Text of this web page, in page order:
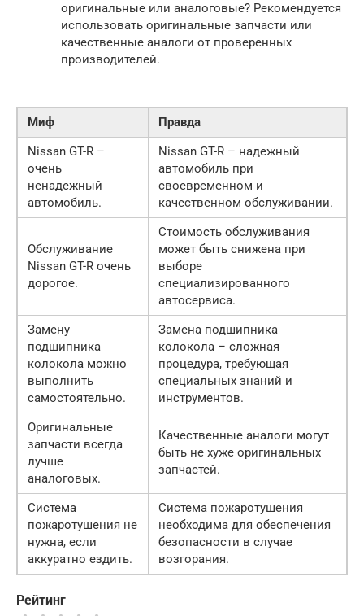
оригинальные или аналоговые? Рекомендуется
использовать оригинальные запчасти или
качественные аналоги от проверенных
производителей.
Миф
Правда
Nissan GT-R –
очень
ненадежный
автомобиль.
Nissan GT-R – надежный
автомобиль при
своевременном и
качественном обслуживании.
Обслуживание
Nissan GT-R очень
дорогое.
Стоимость обслуживания
может быть снижена при
выборе
специализированного
автосервиса.
Замену
подшипника
колокола можно
выполнить
самостоятельно.
Замена подшипника
колокола – сложная
процедура, требующая
специальных знаний и
инструментов.
Оригинальные
запчасти всегда
лучше
аналоговых.
Качественные аналоги могут
быть не хуже оригинальных
запчастей.
Система
пожаротушения не
нужна, если
аккуратно ездить.
Система пожаротушения
необходима для обеспечения
безопасности в случае
возгорания.
Рейтинг